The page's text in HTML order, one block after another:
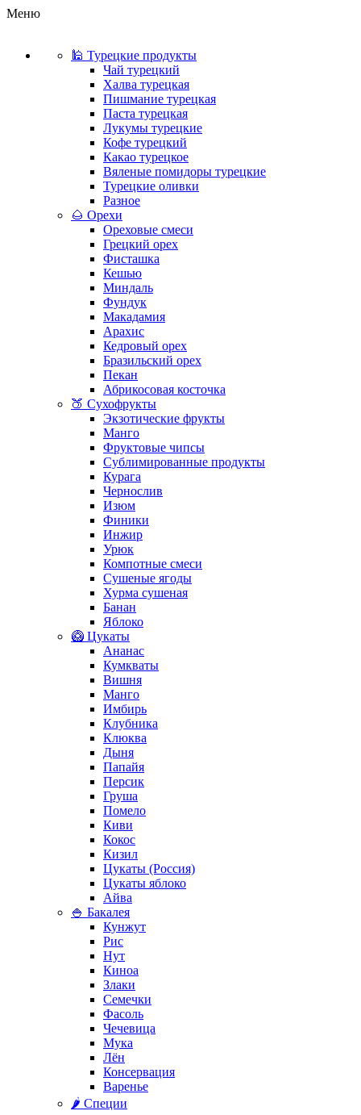
Меню
🕌 Турецкие продукты
Чай турецкий
Халва турецкая
Пишмание турецкая
Паста турецкая
Лукумы турецкие
Кофе турецкий
Какао турецкое
Вяленые помидоры турецкие
Турецкие оливки
Разное
🌰 Орехи
Ореховые смеси
Грецкий орех
Фисташка
Кешью
Миндаль
Фундук
Макадамия
Арахис
Кедровый орех
Бразильский орех
Пекан
Абрикосовая косточка
🍑 Сухофрукты
Экзотические фрукты
Манго
Фруктовые чипсы
Сублимированные продукты
Курага
Чернослив
Изюм
Финики
Инжир
Урюк
Компотные смеси
Сушеные ягоды
Хурма сушеная
Банан
Яблоко
🥝 Цукаты
Ананас
Кумкваты
Вишня
Манго
Имбирь
Клубника
Клюква
Дыня
Папайя
Персик
Груша
Помело
Киви
Кокос
Кизил
Цукаты (Россия)
Цукаты яблоко
Айва
🍚 Бакалея
Кунжут
Рис
Нут
Киноа
Злаки
Семечки
Фасоль
Чечевица
Мука
Лён
Консервация
Варенье
🌶️ Специи